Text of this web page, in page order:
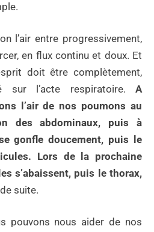
l’air entre progressivement,
en flux continu et doux. Et
doit être complètement,
sur l’acte respiratoire. A
l’air de nos poumons au
des abdominaux, puis à
gonfle doucement, puis le
Lors de la prochaine
s’abaissent, puis le thorax,
suite.
pouvons nous aider de nos